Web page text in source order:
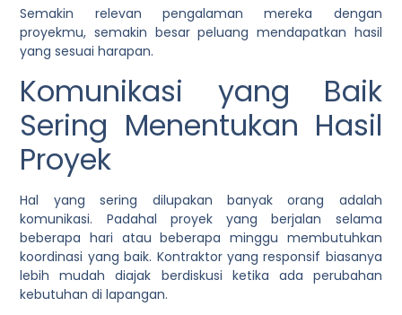
Semakin relevan pengalaman mereka dengan
proyekmu, semakin besar peluang mendapatkan hasil
yang sesuai harapan.
Komunikasi yang Baik
Sering Menentukan Hasil
Proyek
Hal yang sering dilupakan banyak orang adalah
komunikasi. Padahal proyek yang berjalan selama
beberapa hari atau beberapa minggu membutuhkan
koordinasi yang baik. Kontraktor yang responsif biasanya
lebih mudah diajak berdiskusi ketika ada perubahan
kebutuhan di lapangan.